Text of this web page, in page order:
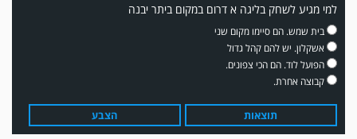
משחק אימון: שדרות גברה על מ.ס. דימונה 1-4.
למי מגיע לשחק בליגה א דרום במקום ביתר יבנה
בית שמש. הם סיימו מקום שני
אשקלון. יש להם קהל גדול
הפועל לוד. הם הכי צפונים.
קבוצה אחרת.
תוצאות הצבע